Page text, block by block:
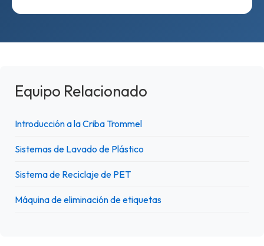
Equipo Relacionado
Introducción a la Criba Trommel
Sistemas de Lavado de Plástico
Sistema de Reciclaje de PET
Máquina de eliminación de etiquetas